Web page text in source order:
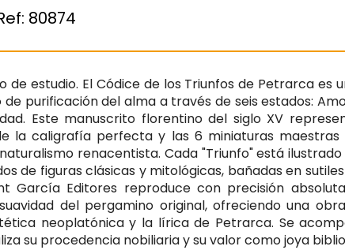
80874
de estudio. El Códice de los Triunfos de Petrarca es
purificación del alma a través de seis estados:
Este manuscrito florentino del siglo XV
la caligrafía perfecta y las 6 miniaturas maestras
renacentista. Cada "Triunfo" está
de figuras clásicas y mitológicas, bañadas en
García Editores reproduce con precisión
del pergamino original, ofreciendo una
neoplatónica y la lírica de Petrarca. Se
su procedencia nobiliaria y su valor como joya